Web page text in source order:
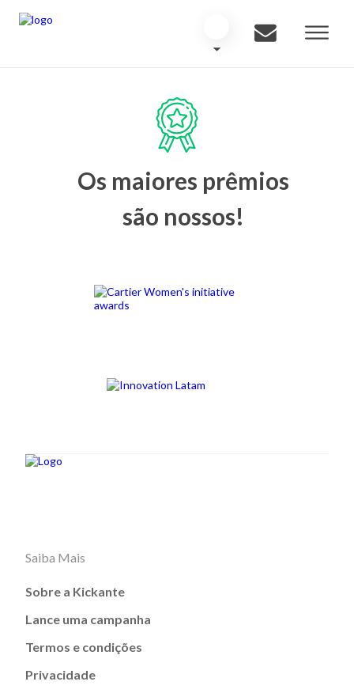
Os maiores prêmios
são nossos!
Saiba Mais
Sobre a Kickante
Lance uma campanha
Termos e condições
Privacidade